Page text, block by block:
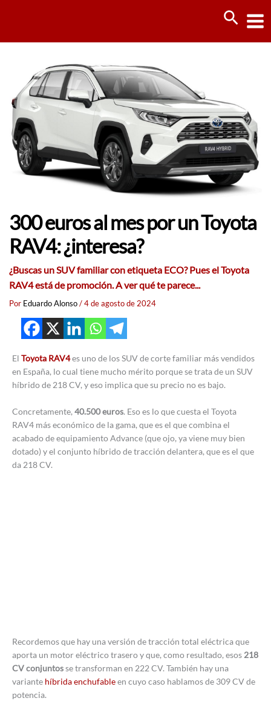
300 euros al mes por un Toyota
RAV4: ¿interesa?
¿Buscas un SUV familiar con etiqueta ECO? Pues el Toyota
RAV4 está de promoción. A ver qué te parece...
Por Eduardo Alonso/4 de agosto de 2024
El Toyota RAV4es uno de los SUV de corte familiar más vendidos
en España, lo cual tiene mucho mérito porque se trata de un SUV
híbrido de 218 CV, y eso implica que su precio no es bajo.
Concretamente, 40.500 euros. Eso es lo que cuesta el Toyota
RAV4 más económico de la gama, que es el que combina el
acabado de equipamiento Advance (que ojo, ya viene muy bien
dotado) y el conjunto híbrido de tracción delantera, que es el que
da 218 CV.
Recordemos que hay una versión de tracción total eléctrica que
aporta un motor eléctrico trasero y que, como resultado, esos 218
CV conjuntosse transforman en 222 CV. También hay una
variante híbrida enchufableen cuyo caso hablamos de 309 CV de
potencia.